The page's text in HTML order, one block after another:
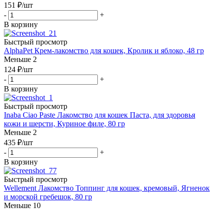
151 ₽/шт
-
+
В корзину
Быстрый просмотр
AlphaPet Крем-лакомство для кошек, Кролик и яблоко, 48 гр
Меньше 2
124 ₽/шт
-
+
В корзину
Быстрый просмотр
Inaba Ciao Paste Лакомство для кошек Паста, для здоровья
кожи и шерсти, Куриное филе, 80 гр
Меньше 2
435 ₽/шт
-
+
В корзину
Быстрый просмотр
Wellement Лакомство Топпинг для кошек, кремовый, Ягненок
и морской гребешок, 80 гр
Меньше 10